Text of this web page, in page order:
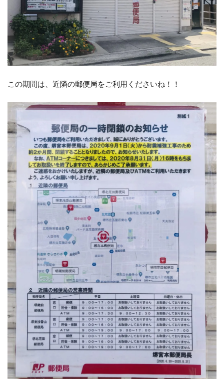
この期間は、近隣の郵便局をご利用くださいね！！